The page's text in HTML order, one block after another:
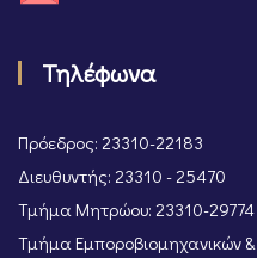
Τηλέφωνα
Πρόεδρος: 23310-22183
Διευθυντής: 23310 - 25470
Τμήμα Μητρώου: 23310-29774
Τμήμα Εμποροβιομηχανικών